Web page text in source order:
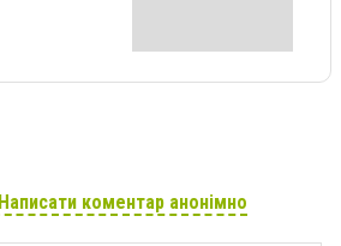
Написати коментар анонімно